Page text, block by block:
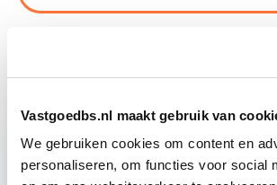
Vastgoedbs.nl maakt gebruik van
We gebruiken cookies om content en
personaliseren, om functies voor social